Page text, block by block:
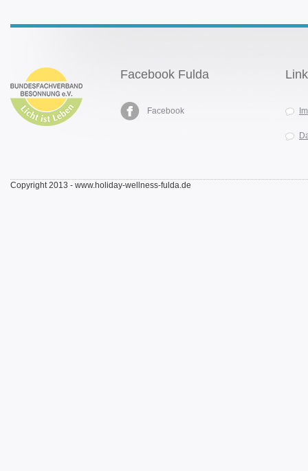
Facebook Fulda
Facebook
Copyright 2013 - www.holiday-wellness-fulda.de